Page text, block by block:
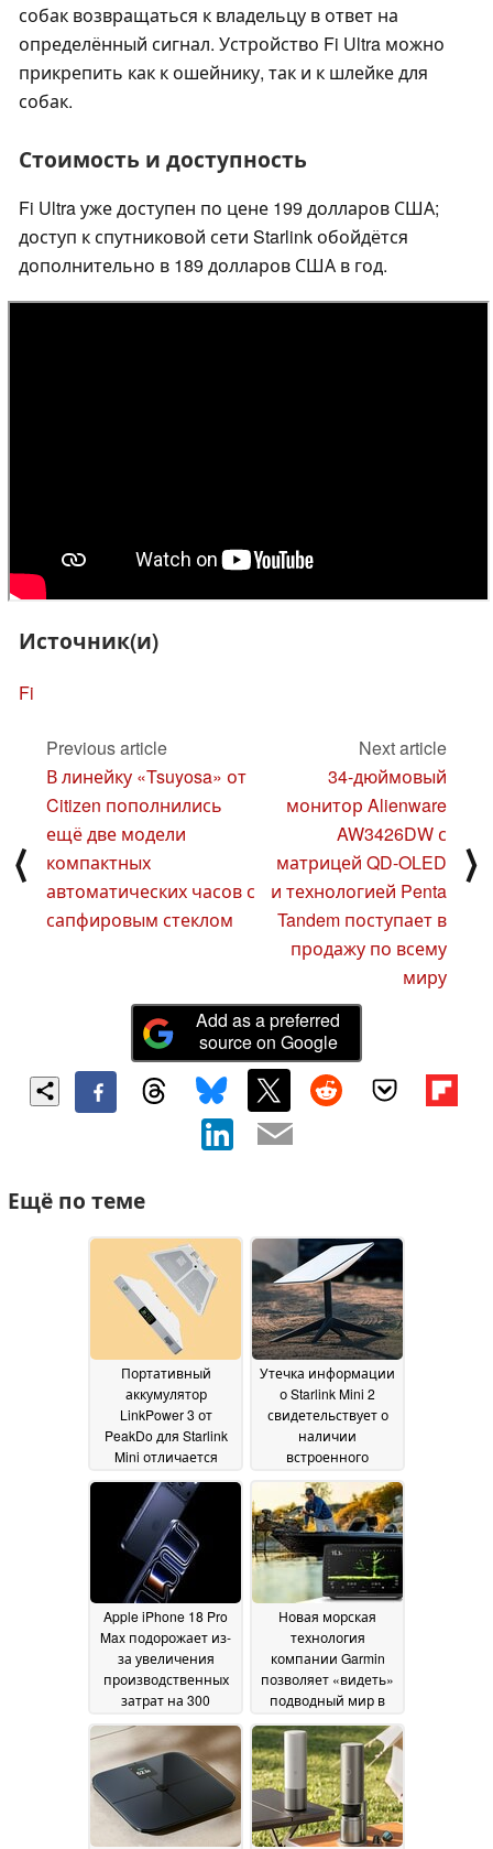
собак возвращаться к владельцу в ответ на
определённый сигнал. Устройство Fi Ultra можно
прикрепить как к ошейнику, так и к шлейке для
собак.
Стоимость и доступность
Fi Ultra уже доступен по цене 199 долларов США;
доступ к спутниковой сети Starlink обойдётся
дополнительно в 189 долларов США в год.
Источник(и)
Fi
⟨
Previous article
В линейку «Tsuyosa» от
Citizen пополнились
ещё две модели
компактных
автоматических часов с
сапфировым стеклом
Next article
34-дюймовый
монитор Alienware
AW3426DW с
матрицей QD-OLED
и технологией Penta
Tandem поступает в
продажу по всему
миру
⟩
Add as a preferred
source on Google
Ещё по теме
Портативный
аккумулятор
LinkPower 3 от
PeakDo для Starlink
Mini отличается
временем
автономной работы
и поддержкой Wi-Fi
22 July 2026
Утечка информации
о Starlink Mini 2
свидетельствует о
наличии
встроенного
более низкой
скорости загрузки21
July 2026
Apple iPhone 18 Pro
Max подорожает из-
за увеличения
производственных
затрат на 300
10 July 2026
Новая морская
технология
компании Garmin
позволяет «видеть»
подводный мир в
времени08 July 2026